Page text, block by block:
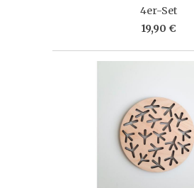
4er-Set
19,90 €